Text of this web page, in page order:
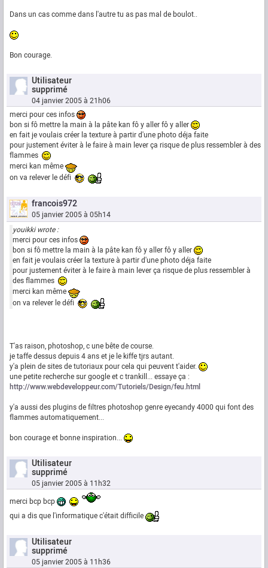
Dans un cas comme dans l'autre tu as pas mal de boulot..
Bon courage.
Utilisateur
supprimé
04 janvier 2005 à 21h06
merci pour ces infos
bon si fô mettre la main à la pâte kan fô y aller fô y aller
en fait je voulais créer la texture à partir d'une photo déja faite
pour justement éviter à le faire à main lever ça risque de plus ressembler à des
flammes
merci kan même
on va relever le défi
francois972
05 janvier 2005 à 05h14
youikki wrote :
merci pour ces infos
bon si fô mettre la main à la pâte kan fô y aller fô y aller
en fait je voulais créer la texture à partir d'une photo déja faite
pour justement éviter à le faire à main lever ça risque de plus ressembler à
des flammes
merci kan même
on va relever le défi
T'as raison, photoshop, c une bête de course.
je taffe dessus depuis 4 ans et je le kiffe tjrs autant.
y'a plein de sites de tutoriaux pour cela qui peuvent t'aider.
une petite recherche sur google et c trankill... essaye ça :
http://www.webdeveloppeur.com/Tutoriels/Design/feu.html
y'a aussi des plugins de filtres photoshop genre eyecandy 4000 qui font des
flammes automatiquement...
bon courage et bonne inspiration...
Utilisateur
supprimé
05 janvier 2005 à 11h32
merci bcp bcp
qui a dis que l'informatique c'était difficile
Utilisateur
supprimé
05 janvier 2005 à 11h36